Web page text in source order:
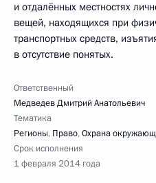
и отдалённых местностях
вещей, находящихся при
транспортных средств,
в отсутствие понятых.
Ответственный
Медведев Дмитрий Анатольевич
Тематика
Регионы, Право,Охрана
Срок исполнения
1 февраля 2014 года